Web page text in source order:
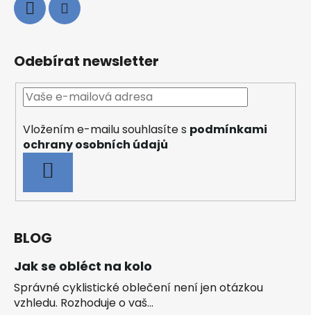
Odebírat newsletter
Vložením e-mailu souhlasíte s podmínkami
ochrany osobních údajů
SE
BLOG
Jak se obléct na kolo
Správné cyklistické oblečení není jen otázkou
vzhledu. Rozhoduje o vaš...